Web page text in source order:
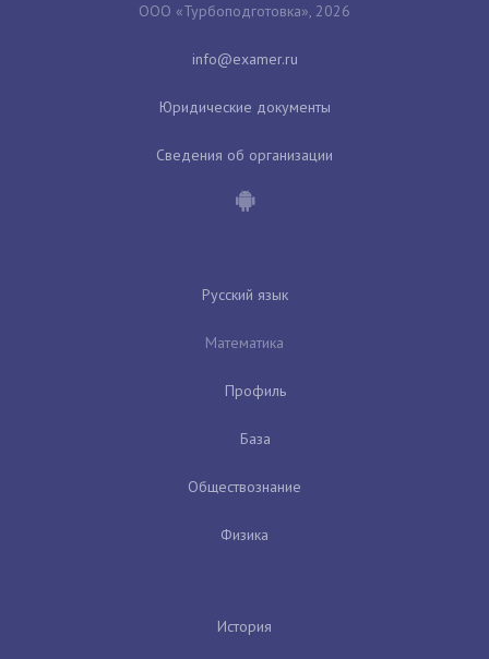
ООО «Турбоподготовка», 2026
Юридические документы
Сведения об организации
Русский язык
Математика
Профиль
База
Обществознание
Физика
История